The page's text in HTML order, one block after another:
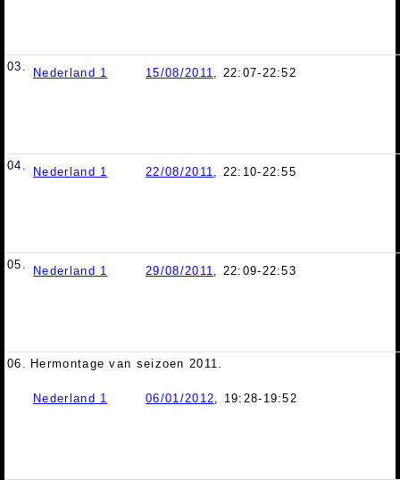
03. Nederland 1 15/08/2011, 22:07-22:52
04. Nederland 1 22/08/2011, 22:10-22:55
05. Nederland 1 29/08/2011, 22:09-22:53
06. Hermontage van seizoen 2011.
Nederland 1 06/01/2012, 19:28-19:52